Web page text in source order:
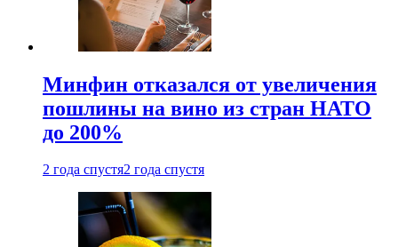
Минфин отказался от увеличения
пошлины на вино из стран НАТО
до 200%
2 года спустя2 года спустя